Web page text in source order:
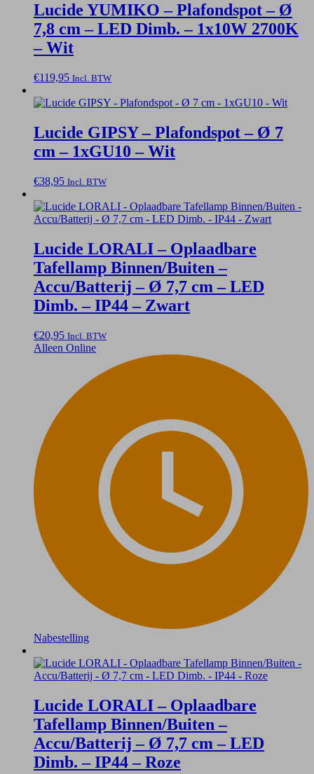
Lucide YUMIKO – Plafondspot – Ø
7,8 cm – LED Dimb. – 1x10W 2700K
– Wit
€119,95 Incl. BTW
Lucide GIPSY – Plafondspot – Ø 7
cm – 1xGU10 – Wit
€38,95 Incl. BTW
Lucide LORALI – Oplaadbare
Tafellamp Binnen/Buiten –
Accu/Batterij – Ø 7,7 cm – LED
Dimb. – IP44 – Zwart
€20,95 Incl. BTW
Alleen Online
Nabestelling
Lucide LORALI – Oplaadbare
Tafellamp Binnen/Buiten –
Accu/Batterij – Ø 7,7 cm – LED
Dimb. – IP44 – Roze